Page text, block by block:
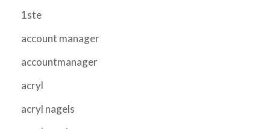
1ste
account manager
accountmanager
acryl
acryl nagels